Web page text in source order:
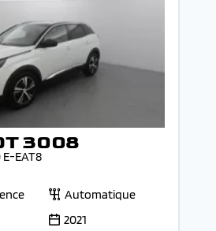
3008
E-EAT8
Automatique
2021